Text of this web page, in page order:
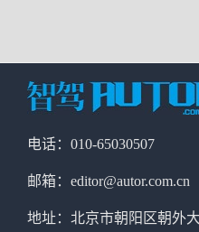
电话：010-65030507
邮箱：editor@autor.com.cn
地址：北京市朝阳区朝外